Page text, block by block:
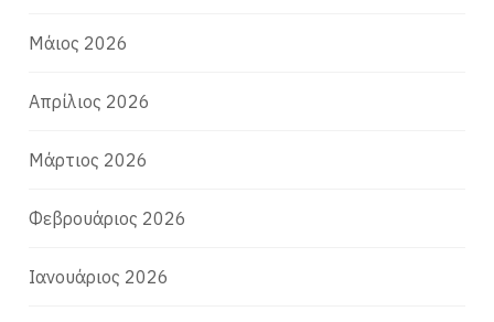
Μάιος 2026
Απρίλιος 2026
Μάρτιος 2026
Φεβρουάριος 2026
Ιανουάριος 2026